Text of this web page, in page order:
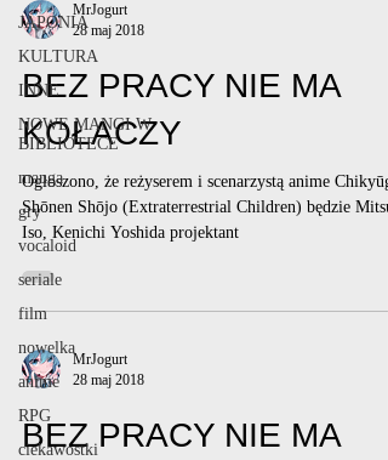
JAPONIA
KULTURA
INNE
NOWE MANGI W
BIBLIOTECE
manga
gry
vocaloid
seriale
film
nowelka
anime
RPG
ciekawostki
MrJogurt
28 maj 2018
BEZ PRACY NIE MA
KOŁACZY
Ogłoszono, że reżyserem i scenarzystą anime
Shōnen Shōjo (Extraterrestrial Children) będzie
Iso, Kenichi Yoshida projektant
MrJogurt
28 maj 2018
BEZ PRACY NIE MA